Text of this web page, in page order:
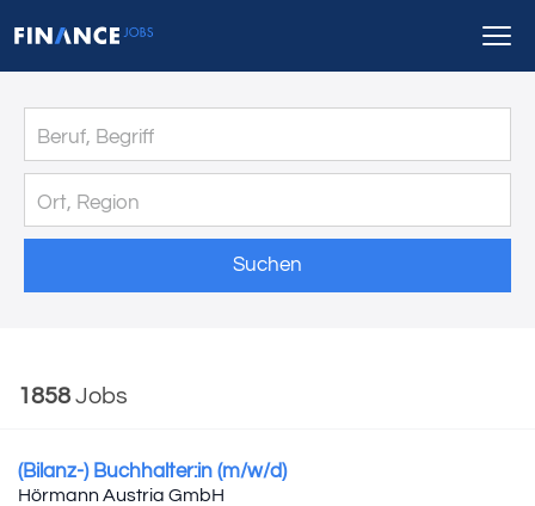
Suchen
1858 Jobs
(Bilanz-) Buchhalter:in (m/w/d)
Hörmann Austria GmbH